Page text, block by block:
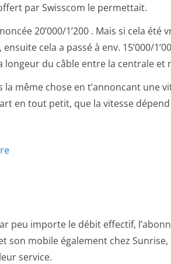
par Swisscom le permettait.
20’000/1’200 . Mais si cela
cela a passé à env. 15’000/
longeur du câble entre la centrale et
même chose en t’annoncant une
en tout petit, que la vitesse
peu importe le débit effectif,
son mobile également chez Sunrise,
service.